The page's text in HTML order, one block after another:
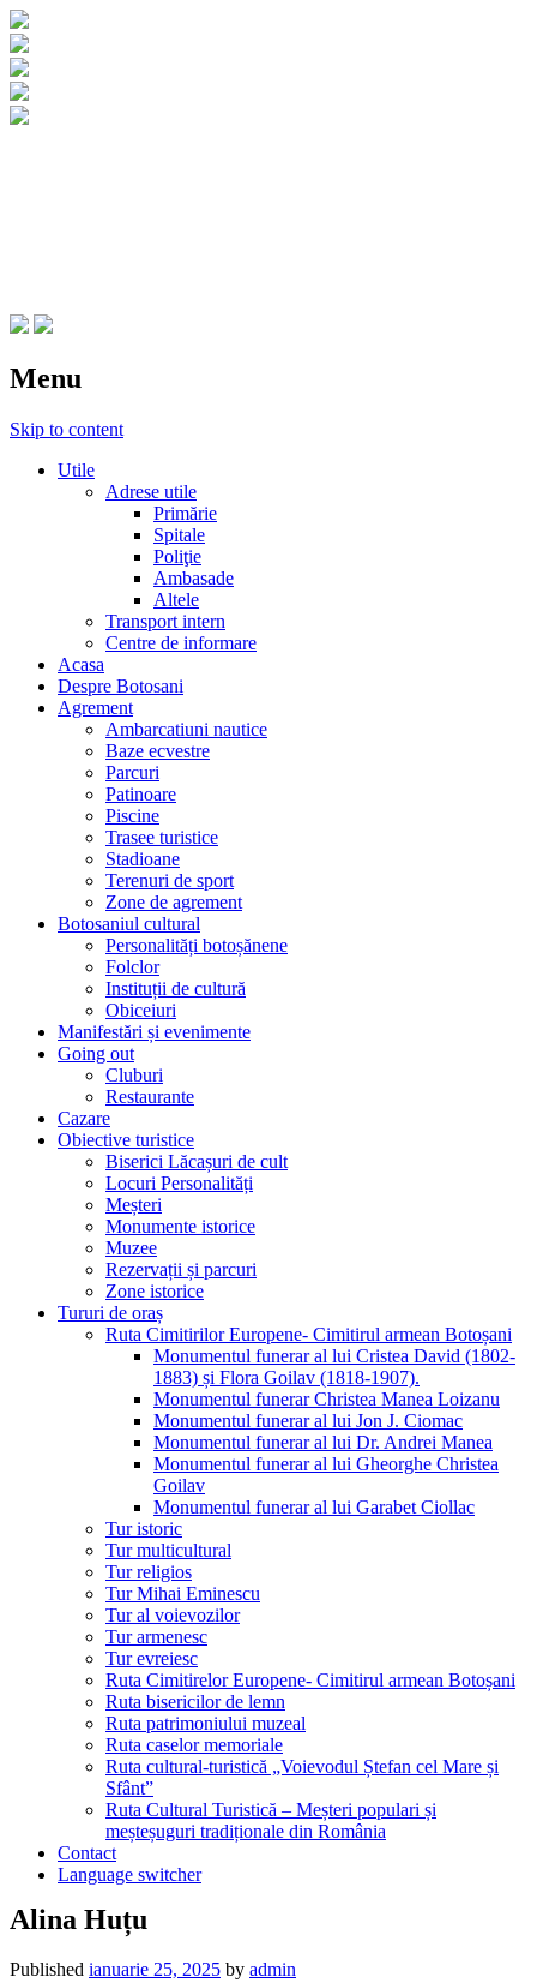
Menu
Skip to content
Utile
Adrese utile
Primărie
Spitale
Poliţie
Ambasade
Altele
Transport intern
Centre de informare
Acasa
Despre Botosani
Agrement
Ambarcatiuni nautice
Baze ecvestre
Parcuri
Patinoare
Piscine
Trasee turistice
Stadioane
Terenuri de sport
Zone de agrement
Botosaniul cultural
Personalități botoșănene
Folclor
Instituții de cultură
Obiceiuri
Manifestări și evenimente
Going out
Cluburi
Restaurante
Cazare
Obiective turistice
Biserici Lăcașuri de cult
Locuri Personalități
Meșteri
Monumente istorice
Muzee
Rezervații și parcuri
Zone istorice
Tururi de oraș
Ruta Cimitirilor Europene- Cimitirul armean Botoșani
Monumentul funerar al lui Cristea David (1802-
1883) și Flora Goilav (1818-1907).
Monumentul funerar Christea Manea Loizanu
Monumentul funerar al lui Jon J. Ciomac
Monumentul funerar al lui Dr. Andrei Manea
Monumentul funerar al lui Gheorghe Christea
Goilav
Monumentul funerar al lui Garabet Ciollac
Tur istoric
Tur multicultural
Tur religios
Tur Mihai Eminescu
Tur al voievozilor
Tur armenesc
Tur evreiesc
Ruta Cimitirelor Europene- Cimitirul armean Botoșani
Ruta bisericilor de lemn
Ruta patrimoniului muzeal
Ruta caselor memoriale
Ruta cultural-turistică „Voievodul Ștefan cel Mare și
Sfânt”
Ruta Cultural Turistică – Meșteri populari și
meșteșuguri tradiționale din România
Contact
Language switcher
Alina Huțu
Published ianuarie 25, 2025 by admin